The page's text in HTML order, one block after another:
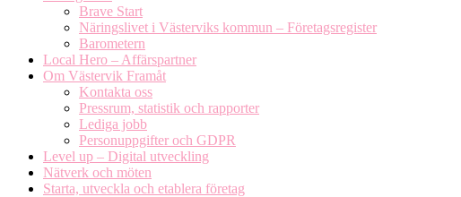
Brave Start
Näringslivet i Västerviks kommun – Företagsregister
Barometern
Local Hero – Affärspartner
Om Västervik Framåt
Kontakta oss
Pressrum, statistik och rapporter
Lediga jobb
Personuppgifter och GDPR
Level up – Digital utveckling
Nätverk och möten
Starta, utveckla och etablera företag